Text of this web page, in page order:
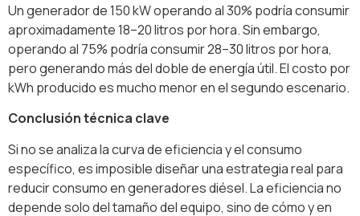
Un generador de 150 kW operando al 30% podría consumir
aproximadamente 18–20 litros por hora. Sin embargo,
operando al 75% podría consumir 28–30 litros por hora,
pero generando más del doble de energía útil. El costo por
kWh producido es mucho menor en el segundo escenario.
Conclusión técnica clave
Si no se analiza la curva de eficiencia y el consumo
específico, es imposible diseñar una estrategia real para
reducir consumo en generadores diésel. La eficiencia no
depende solo del tamaño del equipo, sino de cómo y en